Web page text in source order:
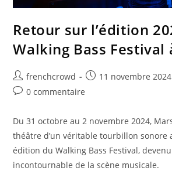
Retour sur l’édition
Walking Bass Festival
frenchcrowd 11 novembre 2024
0 commentaire
Du 31 octobre au 2 novembre 2024,
théâtre d’un véritable tourbillon sonore
édition du Walking Bass Festival,
incontournable de la scène musicale.